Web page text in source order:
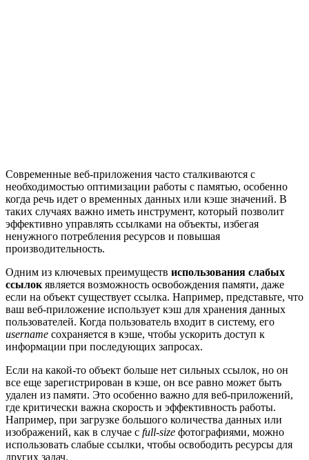
Современные веб-приложения часто сталкиваются с
необходимостью оптимизации работы с памятью, особенно
когда речь идет о временных данных или кэше значений. В
таких случаях важно иметь инструмент, который позволит
эффективно управлять ссылками на объекты, избегая
ненужного потребления ресурсов и повышая
производительность.
Одним из ключевых преимуществ использования слабых
ссылок является возможность освобождения памяти, даже
если на объект существует ссылка. Например, представьте, что
ваш веб-приложение использует кэш для хранения данных
пользователей. Когда пользователь входит в систему, его
username сохраняется в кэше, чтобы ускорить доступ к
информации при последующих запросах.
Если на какой-то объект больше нет сильных ссылок, но он
все еще зарегистрирован в кэше, он все равно может быть
удален из памяти. Это особенно важно для веб-приложений,
где критически важна скорость и эффективность работы.
Например, при загрузке большого количества данных или
изображений, как в случае с full-size фотографиями, можно
использовать слабые ссылки, чтобы освободить ресурсы для
других задач.